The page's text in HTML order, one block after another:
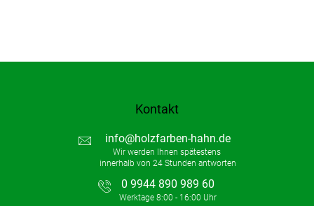
Kontakt
info@holzfarben-hahn.de
0 9944 890 989 60